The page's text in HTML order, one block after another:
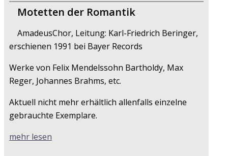
Motetten der Romantik
AmadeusChor, Leitung: Karl-Friedrich Beringer,
erschienen 1991 bei Bayer Records
Werke von Felix Mendelssohn Bartholdy, Max
Reger, Johannes Brahms, etc.
Aktuell nicht mehr erhältlich allenfalls einzelne
gebrauchte Exemplare.
mehr lesen